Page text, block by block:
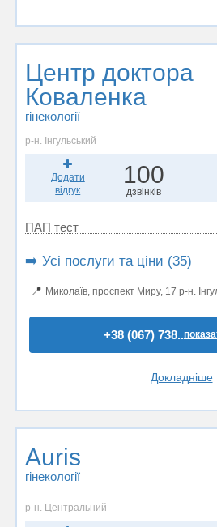
Центр доктора
Коваленка
гінекології
р-н. Інгульський
Додати
відгук
100
дзвінків
ПАП тест
➡️ Усі послуги та ціни (35)
📍 Миколаїв, проспект Миру, 17 р-н.
+38 (067) 738..
Докладніше
Auris
гінекології
р-н. Центральний